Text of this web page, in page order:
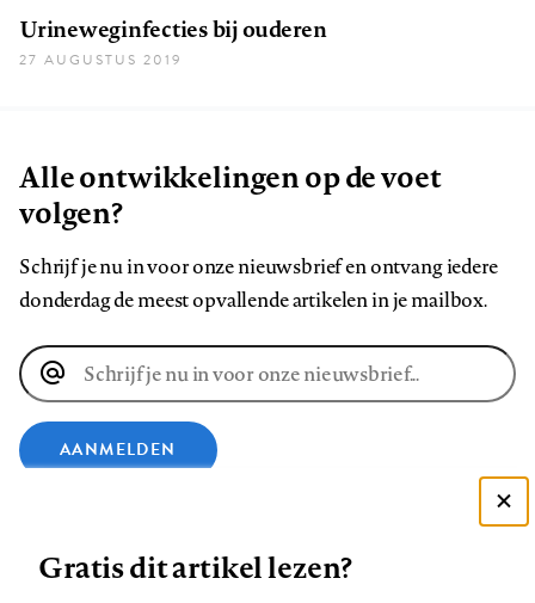
Urineweginfecties bij ouderen
27 AUGUSTUS 2019
Alle ontwikkelingen op de voet
volgen?
Schrijf je nu in voor onze nieuwsbrief en ontvang iedere
donderdag de meest opvallende artikelen in je mailbox.
E-
mailadres
AANMELDEN
Zie onze cookie policy
Gratis dit artikel lezen?